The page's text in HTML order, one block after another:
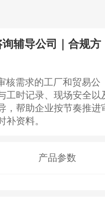
辅导公司｜合规方
核需求的工厂和贸易公
工时记录、现场安全以
，帮助企业按节奏推进
资料。
产品参数